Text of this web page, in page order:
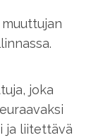
joka
ja liitettävä